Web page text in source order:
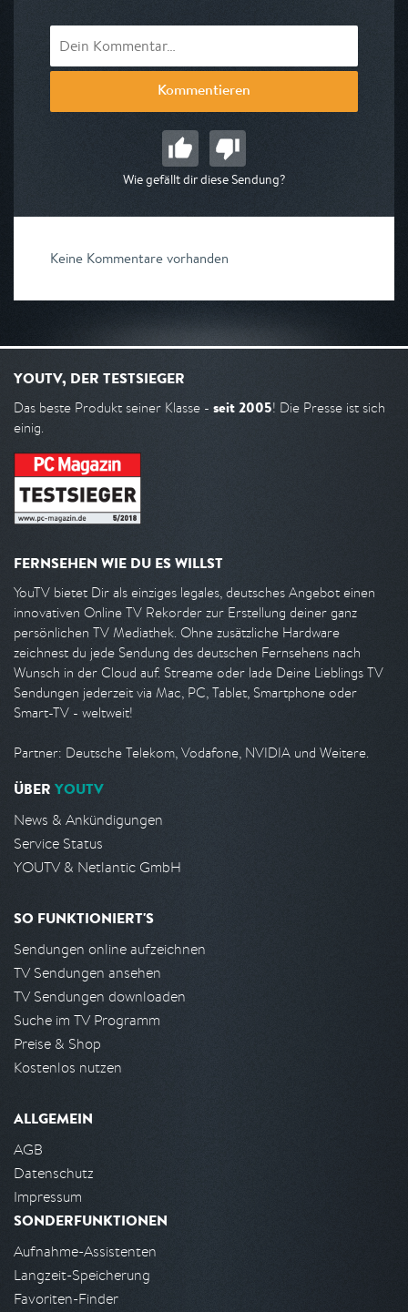
Kommentieren
Wie gefällt dir diese Sendung?
Keine Kommentare vorhanden
YOUTV, DER TESTSIEGER
Das beste Produkt seiner Klasse - seit 2005! Die Presse ist sich
einig.
FERNSEHEN WIE DU ES WILLST
YouTV bietet Dir als einziges legales, deutsches Angebot einen
innovativen Online TV Rekorder zur Erstellung deiner ganz
persönlichen TV Mediathek. Ohne zusätzliche Hardware
zeichnest du jede Sendung des deutschen Fernsehens nach
Wunsch in der Cloud auf. Streame oder lade Deine Lieblings TV
Sendungen jederzeit via Mac, PC, Tablet, Smartphone oder
Smart-TV - weltweit!
Partner: Deutsche Telekom, Vodafone, NVIDIA und Weitere.
ÜBER YOUTV
News & Ankündigungen
Service Status
YOUTV & Netlantic GmbH
SO FUNKTIONIERT'S
Sendungen online aufzeichnen
TV Sendungen ansehen
TV Sendungen downloaden
Suche im TV Programm
Preise & Shop
Kostenlos nutzen
ALLGEMEIN
AGB
Datenschutz
Impressum
SONDERFUNKTIONEN
Aufnahme-Assistenten
Langzeit-Speicherung
Favoriten-Finder